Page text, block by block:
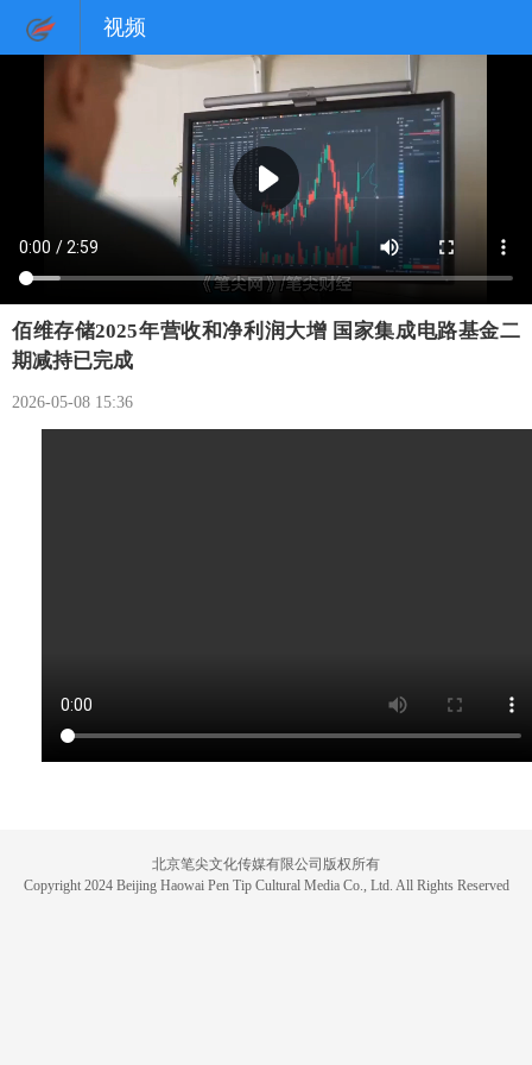
视频
佰维存储2025年营收和净利润大增 国家集成电路基金二
期减持已完成
2026-05-08 15:36
北京笔尖文化传媒有限公司版权所有
Copyright 2024 Beijing Haowai Pen Tip Cultural Media Co., Ltd. All Rights Reserved